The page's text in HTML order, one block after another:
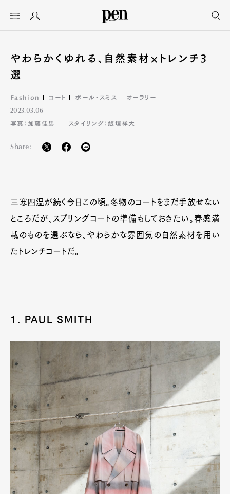
やわらかくゆれる、自然素材×トレンチ3
選
Fashion コート ポール・スミス オーラリー
2023.03.06
写真：加藤佳男
スタイリング：飯垣祥大
Share:
三寒四温が続く今日この頃。冬物のコートをまだ手放せない
ところだが、スプリングコートの準備もしておきたい。春感満
載のものを選ぶなら、やわらかな雰囲気の自然素材を用い
たトレンチコートだ。
1. PAUL SMITH